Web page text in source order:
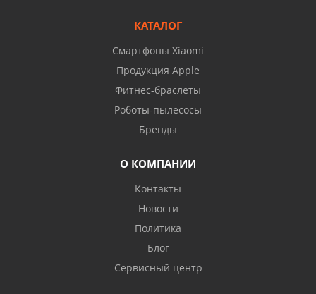
КАТАЛОГ
Смартфоны Xiaomi
Продукция Apple
Фитнес-браслеты
Роботы-пылесосы
Бренды
О КОМПАНИИ
Контакты
Новости
Политика
Блог
Сервисный центр